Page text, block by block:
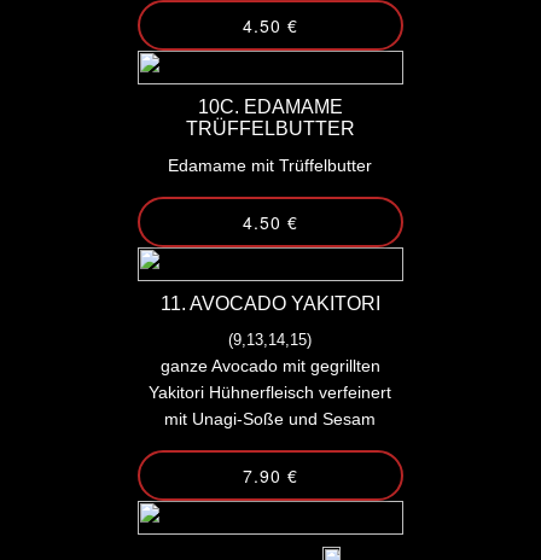
4.50 €
10C. EDAMAME
TRÜFFELBUTTER
Edamame mit Trüffelbutter
4.50 €
11. AVOCADO YAKITORI
(9,13,14,15)
ganze Avocado mit gegrillten
Yakitori Hühnerfleisch verfeinert
mit Unagi-Soße und Sesam
7.90 €